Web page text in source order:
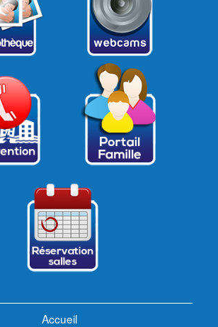
Accueil